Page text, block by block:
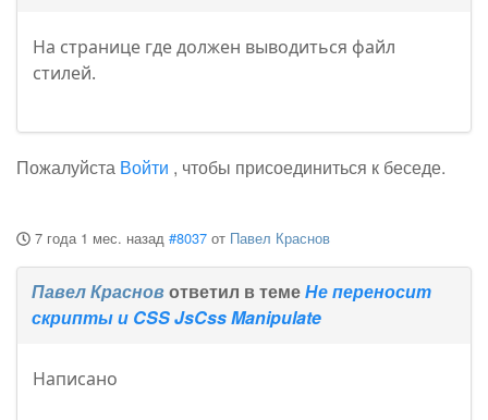
На странице где должен выводиться файл
стилей.
Пожалуйста Войти , чтобы присоединиться к беседе.
7 года 1 мес. назад #8037 от Павел Краснов
Павел Красновответил в темеНе переносит
скрипты и CSS JsCss Manipulate
Написано